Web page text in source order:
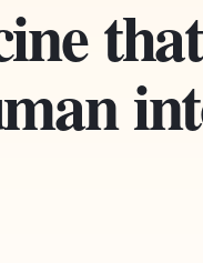
that